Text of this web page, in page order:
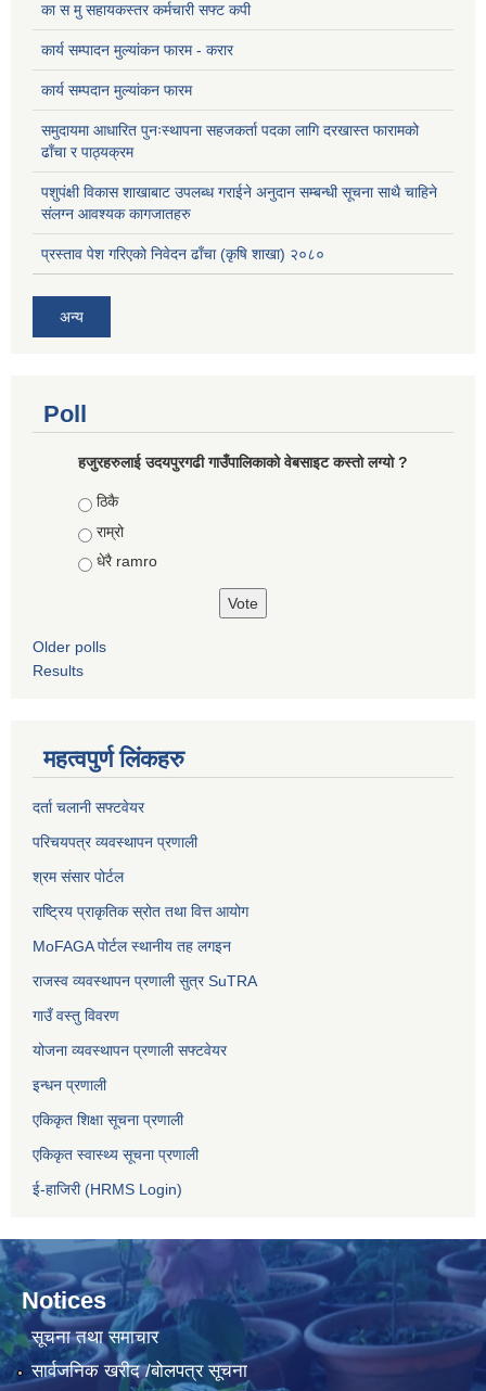
का स मु सहायकस्तर कर्मचारी सफ्ट कपी
कार्य सम्पादन मुल्यांकन फारम - करार
कार्य सम्पदान मुल्यांकन फारम
समुदायमा आधारित पुनःस्थापना सहजकर्ता पदका लागि दरखास्त फारामको
ढाँचा र पाठ्यक्रम
पशुपंक्षी विकास शाखाबाट उपलब्ध गराईने अनुदान सम्बन्धी सूचना साथै चाहिने
संलग्न आवश्यक कागजातहरु
प्रस्ताव पेश गरिएको निवेदन ढाँचा (कृषि शाखा) २०८०
अन्य
Poll
हजुरहरुलाई उदयपुरगढी गाउँपालिकाको वेबसाइट कस्तो लग्यो ?
Choices
ठिकै
राम्रो
धेरै ramro
Older polls
Results
महत्वपुर्ण लिंकहरु
दर्ता चलानी सफ्टवेयर
परिचयपत्र व्यवस्थापन प्रणाली
श्रम संसार पोर्टल
राष्ट्रिय प्राकृतिक स्रोत तथा वित्त आयोग
MoFAGA पोर्टल स्थानीय तह लगइन
राजस्व व्यवस्थापन प्रणाली सुत्र SuTRA
गाउँ वस्तु विवरण
योजना व्यवस्थापन प्रणाली सफ्टवेयर
इन्धन प्रणाली
एकिकृत शिक्षा सूचना प्रणाली
एकिकृत स्वास्थ्य सूचना प्रणाली
ई-हाजिरी (HRMS Login)
Notices
सूचना तथा समाचार
सार्वजनिक खरीद /बोलपत्र सूचना